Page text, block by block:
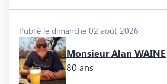
Publié le dimanche 02 août 2026
Monsieur Alan WAINE
80 ans